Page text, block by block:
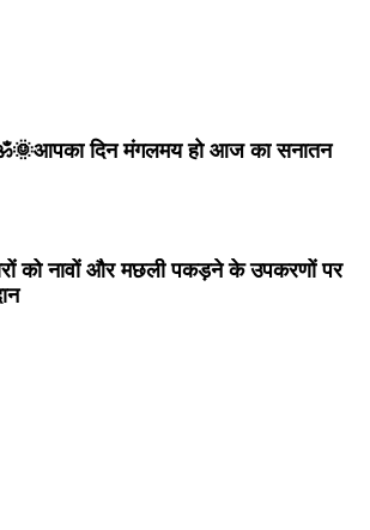
दिन मंगलमय हो आज का सनातन
को नावों और मछली पकड़ने के उपकरणों पर